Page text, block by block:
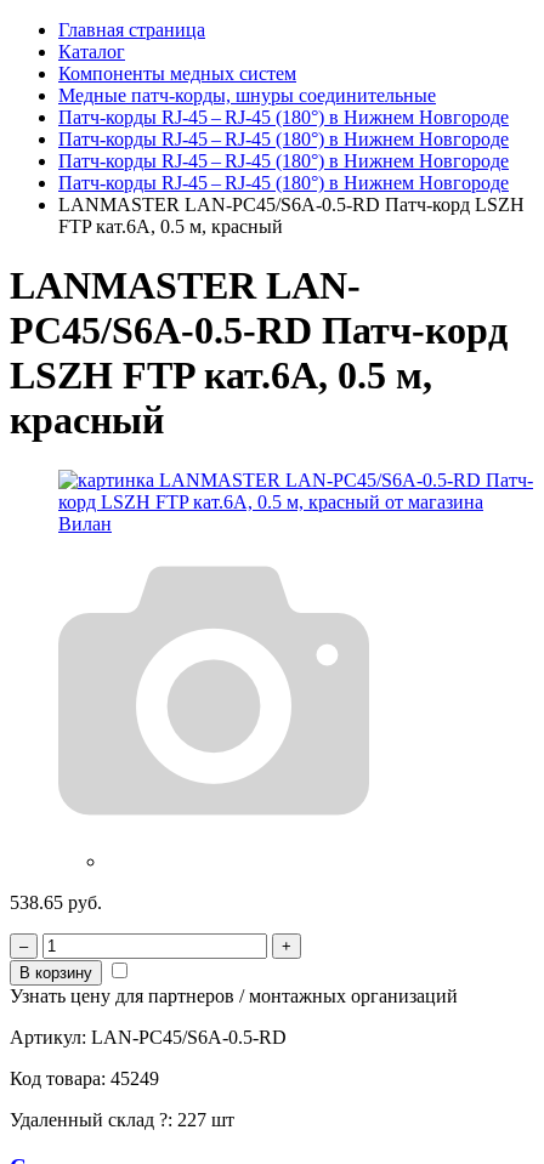
Главная страница
Каталог
Компоненты медных систем
Медные патч-корды, шнуры соединительные
Патч-корды RJ‑45 – RJ‑45 (180°) в Нижнем Новгороде
Патч-корды RJ‑45 – RJ‑45 (180°) в Нижнем Новгороде
Патч-корды RJ‑45 – RJ‑45 (180°) в Нижнем Новгороде
Патч-корды RJ‑45 – RJ‑45 (180°) в Нижнем Новгороде
LANMASTER LAN-PC45/S6A-0.5-RD Патч-корд LSZH
FTP кат.6A, 0.5 м, красный
LANMASTER LAN-
PC45/S6A-0.5-RD Патч-корд
LSZH FTP кат.6A, 0.5 м,
красный
538.65 руб.
–
+
В корзину
Узнать цену для партнеров / монтажных организаций
Артикул: LAN-PC45/S6A-0.5-RD
Код товара: 45249
Удаленный склад ?: 227 шт